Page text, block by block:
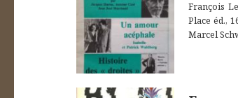
François
Place éd.,
Marcel